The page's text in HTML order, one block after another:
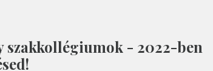
szakkollégiumok - 2022-ben